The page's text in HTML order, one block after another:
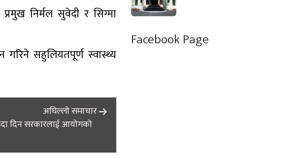
निर्मल सुवेदी र सिग्मा
गरिने सहुलियतपूर्ण स्वास्थ्य
अघिल्लाे समाचार
दिन सरकारलाई आयोगको
Facebook Page